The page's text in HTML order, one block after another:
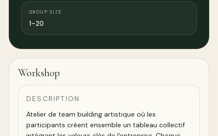
GROUP SIZE
1–20
Workshop
DESCRIPTION
Atelier de team building artistique où les
participants créent ensemble un tableau collectif